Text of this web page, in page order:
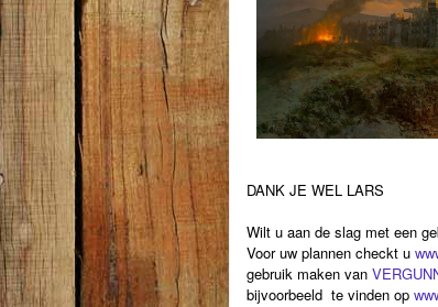
DANK JE WEL LARS
Wilt u aan de slag met een
Voor uw plannen checkt u
gebruik maken van
bijvoorbeeld te vinden op